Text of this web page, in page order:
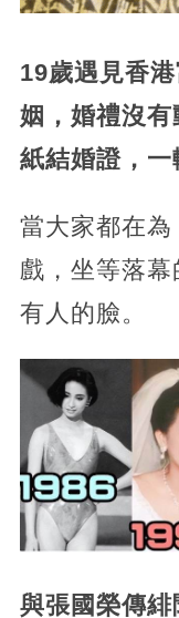
19歲遇見香
姻，婚禮沒
紙結婚證，一
當大家都在為
戲，坐等落
有人的臉。
與張國榮傳緋